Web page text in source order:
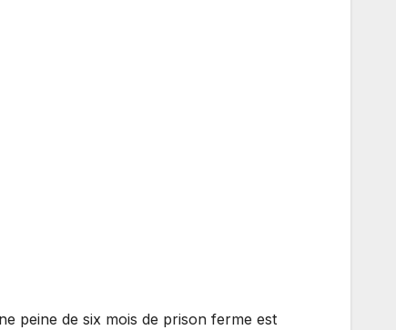
peine de six mois de prison ferme est